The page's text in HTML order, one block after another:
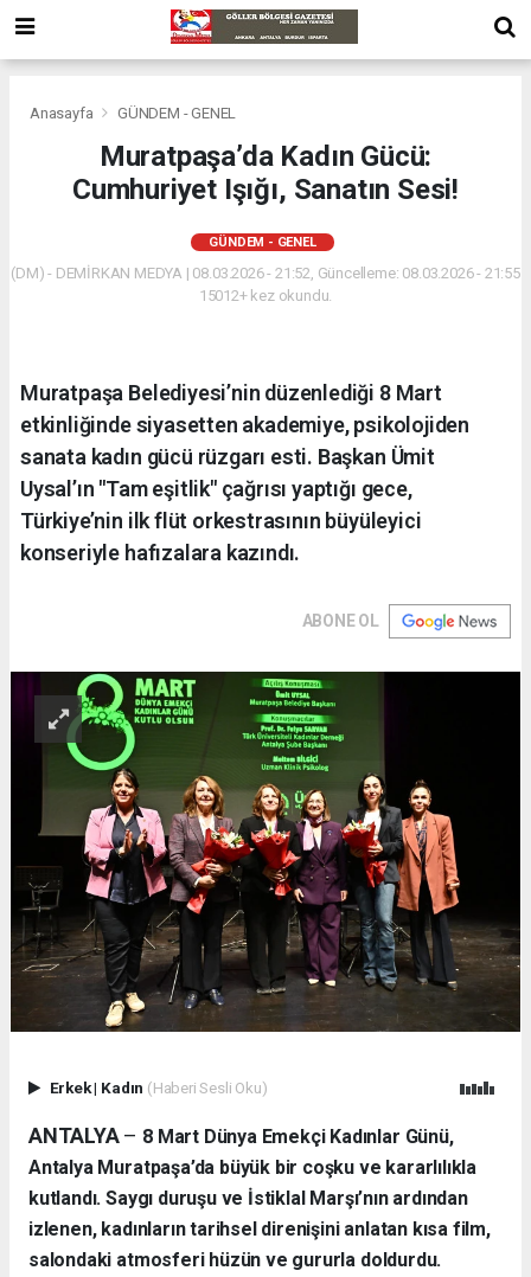
Anasayfa GÜNDEM - GENEL
Muratpaşa’da Kadın Gücü:
Cumhuriyet Işığı, Sanatın Sesi!
GÜNDEM - GENEL
(DM) - DEMİRKAN MEDYA | 08.03.2026 - 21:52, Güncelleme: 08.03.2026 - 21:55
15012+ kez okundu.
Muratpaşa Belediyesi’nin düzenlediği 8 Mart
etkinliğinde siyasetten akademiye, psikolojiden
sanata kadın gücü rüzgarı esti. Başkan Ümit
Uysal’ın "Tam eşitlik" çağrısı yaptığı gece,
Türkiye’nin ilk flüt orkestrasının büyüleyici
konseriyle hafızalara kazındı.
ABONE OL
Erkek| Kadın (Haberi Sesli Oku)
ANTALYA– 8 Mart Dünya Emekçi Kadınlar Günü,
Antalya Muratpaşa’da büyük bir coşku ve kararlılıkla
kutlandı. Saygı duruşu ve İstiklal Marşı’nın ardından
izlenen, kadınların tarihsel direnişini anlatan kısa film,
salondaki atmosferi hüzün ve gururla doldurdu.